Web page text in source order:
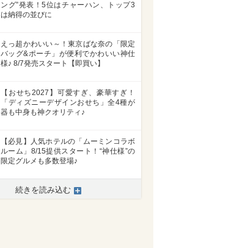
ング”発表！5位はチャーハン、トップ3
は納得の並びに
えっ超かわいい～！東京ばな奈の「限定
バッグ&ポーチ」が便利でかわいい神仕
様♪ 8/7発売スタート【即買い】
【おせち2027】可愛すぎ、豪華すぎ！
「ディズニーデザインおせち」全4種が
器も中身も神クオリティ♪
【必見】人気ホテルの「ムーミンコラボ
ルーム」8/15提供スタート！“神仕様”の
限定グルメも多数登場♪
続きを読み込む